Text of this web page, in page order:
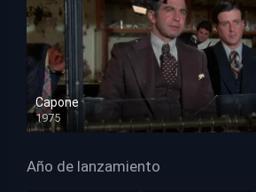
Capone
1975
HD 1080p
Año de lanzamiento